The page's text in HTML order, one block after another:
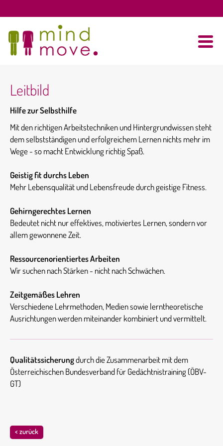
Leitbild
Hilfe zur Selbsthilfe
Mit den richtigen Arbeitstechniken und Hintergrundwissen steht
dem selbstständigen und erfolgreichem Lernen nichts mehr im
Wege - so macht Entwicklung richtig Spaß.
Geistig fit durchs Leben
Mehr Lebensqualität und Lebensfreude durch geistige Fitness.
Gehirngerechtes Lernen
Bedeutet nicht nur effektives, motiviertes Lernen, sondern vor
allem gewonnene Zeit.
Ressourcenorientiertes Arbeiten
Wir suchen nach Stärken - nicht nach Schwächen.
Zeitgemäßes Lehren
Verschiedene Lehrmethoden, Medien sowie lerntheoretische
Ausrichtungen werden miteinander kombiniert und vermittelt.
Qualitätssicherungdurch die Zusammenarbeit mit dem
Österreichischen Bundesverband für Gedächtnistraining (ÖBV-
GT)
< zurück